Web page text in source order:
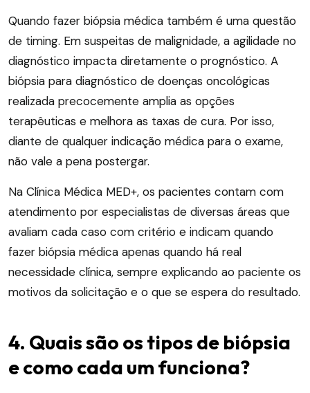
Quando fazer biópsia médica também é uma questão
de timing. Em suspeitas de malignidade, a agilidade no
diagnóstico impacta diretamente o prognóstico. A
biópsia para diagnóstico de doenças oncológicas
realizada precocemente amplia as opções
terapêuticas e melhora as taxas de cura. Por isso,
diante de qualquer indicação médica para o exame,
não vale a pena postergar.
Na Clínica Médica MED+, os pacientes contam com
atendimento por especialistas de diversas áreas que
avaliam cada caso com critério e indicam quando
fazer biópsia médica apenas quando há real
necessidade clínica, sempre explicando ao paciente os
motivos da solicitação e o que se espera do resultado.
4. Quais são os tipos de biópsia
e como cada um funciona?